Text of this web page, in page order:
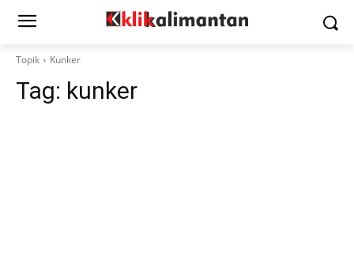
Topik Kunker
Tag: kunker